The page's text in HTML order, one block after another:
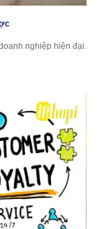
nghiệp hiện đại.